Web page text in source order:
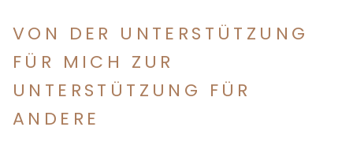
VON DER UNTERSTÜTZUNG
FÜR MICH ZUR
UNTERSTÜTZUNG FÜR
ANDERE